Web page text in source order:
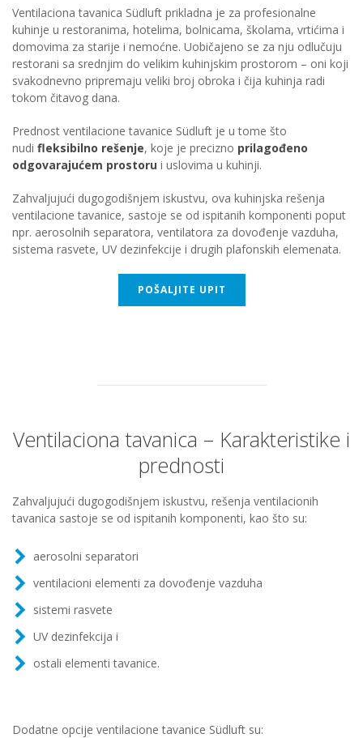
Ventilaciona tavanica Südluft prikladna je za profesionalne
kuhinje u restoranima, hotelima, bolnicama, školama, vrtićima i
domovima za starije i nemoćne. Uobičajeno se za nju odlučuju
restorani sa srednjim do velikim kuhinjskim prostorom – oni koji
svakodnevno pripremaju veliki broj obroka i čija kuhinja radi
tokom čitavog dana.
Prednost ventilacione tavanice Südluft je u tome što
nudi fleksibilno rešenje, koje je precizno prilagođeno
odgovarajućem prostoru i uslovima u kuhinji.
Zahvaljujući dugogodišnjem iskustvu, ova kuhinjska rešenja
ventilacione tavanice, sastoje se od ispitanih komponenti poput
npr. aerosolnih separatora, ventilatora za dovođenje vazduha,
sistema rasvete, UV dezinfekcije i drugih plafonskih elemenata.
POŠALJITE UPIT
Ventilaciona tavanica – Karakteristike i
prednosti
Zahvaljujući dugogodišnjem iskustvu, rešenja ventilacionih
tavanica sastoje se od ispitanih komponenti, kao što su:
aerosolni separatori
ventilacioni elementi za dovođenje vazduha
sistemi rasvete
UV dezinfekcija i
ostali elementi tavanice.
Dodatne opcije ventilacione tavanice Südluft su: